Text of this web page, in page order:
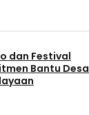
dan Festival
Bantu Desa